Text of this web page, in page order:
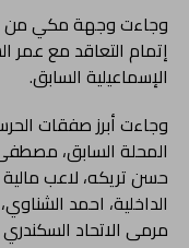
وجاءت وجهة مكي من
إتمام التعاقد مع عمر
الإسماعيلية السابق.
وجاءت أبرز صفقات
المحلة السابق،
حسن تريكه، لاعب
الداخلية، احمد
مرمى الاتحاد